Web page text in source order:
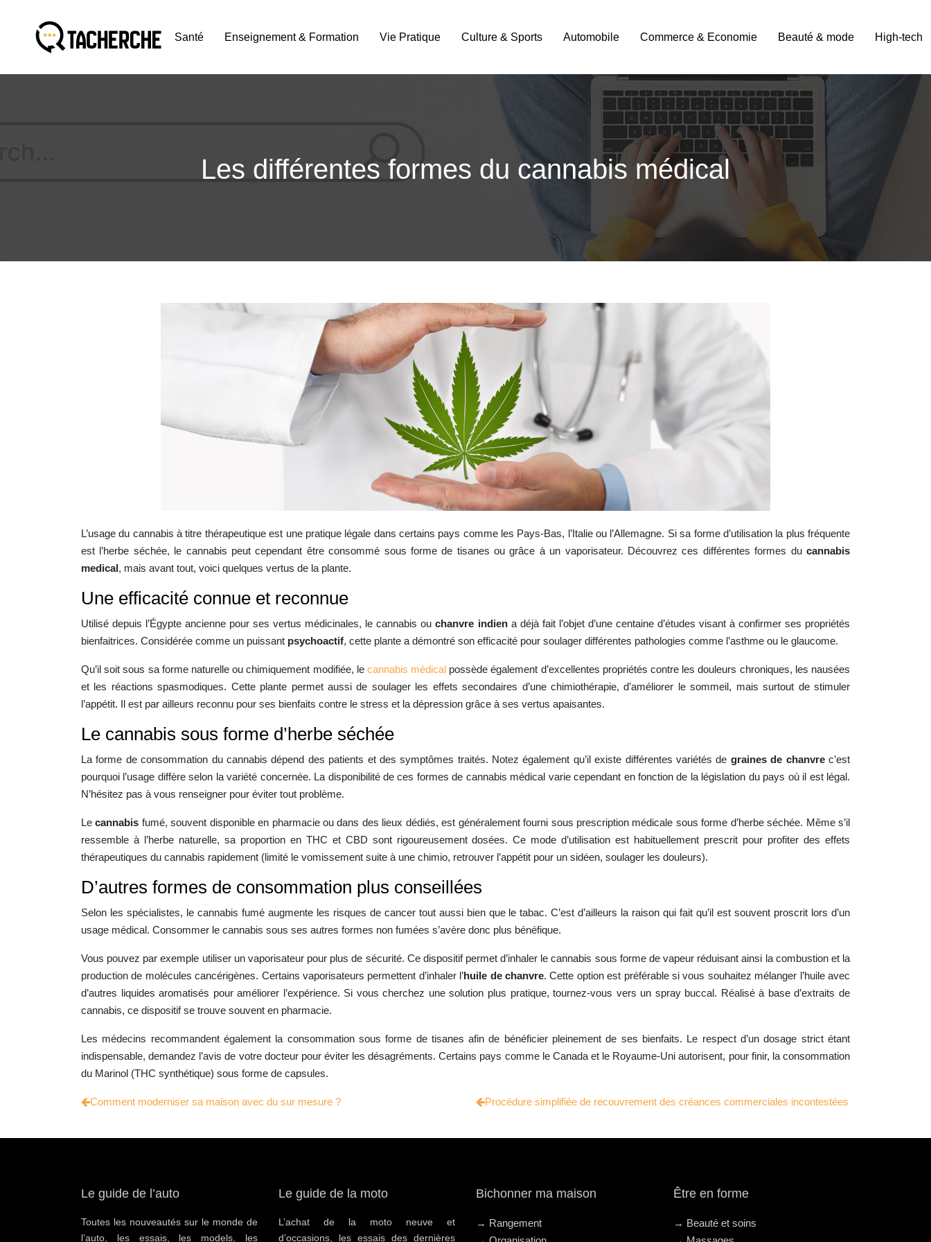
Santé Enseignement & Formation Vie Pratique Culture & Sports Automobile Commerce & Economie Beauté & mode High-tech
Les différentes formes du cannabis médical
L’usage du cannabis à titre thérapeutique est une pratique légale dans certains pays comme les Pays-Bas, l’Italie ou l’Allemagne. Si sa forme d’utilisation la plus fréquente
est l’herbe séchée, le cannabis peut cependant être consommé sous forme de tisanes ou grâce à un vaporisateur. Découvrez ces différentes formes du cannabis
medical, mais avant tout, voici quelques vertus de la plante.
Une efficacité connue et reconnue
Utilisé depuis l’Égypte ancienne pour ses vertus médicinales, le cannabis ouchanvre indiena déjà fait l’objet d’une centaine d’études visant à confirmer ses propriétés
bienfaitrices. Considérée comme un puissant psychoactif, cette plante a démontré son efficacité pour soulager différentes pathologies comme l’asthme ou le glaucome.
Qu’il soit sous sa forme naturelle ou chimiquement modifiée, le cannabis médical possède également d’excellentes propriétés contre les douleurs chroniques, les nausées
et les réactions spasmodiques. Cette plante permet aussi de soulager les effets secondaires d’une chimiothérapie, d’améliorer le sommeil, mais surtout de stimuler
l’appétit. Il est par ailleurs reconnu pour ses bienfaits contre le stress et la dépression grâce à ses vertus apaisantes.
Le cannabis sous forme d’herbe séchée
La forme de consommation du cannabis dépend des patients et des symptômes traités. Notez également qu’il existe différentes variétés de graines de chanvrec’est
pourquoi l’usage diffère selon la variété concernée. La disponibilité de ces formes de cannabis médical varie cependant en fonction de la législation du pays où il est légal.
N’hésitez pas à vous renseigner pour éviter tout problème.
Lecannabis fumé, souvent disponible en pharmacie ou dans des lieux dédiés, est généralement fourni sous prescription médicale sous forme d’herbe séchée. Même s’il
ressemble à l’herbe naturelle, sa proportion en THC et CBD sont rigoureusement dosées. Ce mode d’utilisation est habituellement prescrit pour profiter des effets
thérapeutiques du cannabis rapidement (limité le vomissement suite à une chimio, retrouver l’appétit pour un sidéen, soulager les douleurs).
D’autres formes de consommation plus conseillées
Selon les spécialistes, le cannabis fumé augmente les risques de cancer tout aussi bien que le tabac. C’est d’ailleurs la raison qui fait qu’il est souvent proscrit lors d’un
usage médical. Consommer le cannabis sous ses autres formes non fumées s’avère donc plus bénéfique.
Vous pouvez par exemple utiliser un vaporisateur pour plus de sécurité. Ce dispositif permet d’inhaler le cannabis sous forme de vapeur réduisant ainsi la combustion et la
production de molécules cancérigènes. Certains vaporisateurs permettent d’inhaler l’huile de chanvre. Cette option est préférable si vous souhaitez mélanger l’huile avec
d’autres liquides aromatisés pour améliorer l’expérience. Si vous cherchez une solution plus pratique, tournez-vous vers un spray buccal. Réalisé à base d’extraits de
cannabis, ce dispositif se trouve souvent en pharmacie.
Les médecins recommandent également la consommation sous forme de tisanes afin de bénéficier pleinement de ses bienfaits. Le respect d’un dosage strict étant
indispensable, demandez l’avis de votre docteur pour éviter les désagréments. Certains pays comme le Canada et le Royaume-Uni autorisent, pour finir, la consommation
du Marinol (THC synthétique) sous forme de capsules.
Comment moderniser sa maison avec du sur mesure ? Procédure simplifiée de recouvrement des créances commerciales incontestées
Le guide de l’auto
Toutes les nouveautés sur le monde de
l’auto, les essais, les models, les
Le guide de la moto
L’achat de la moto neuve et
d’occasions, les essais des dernières
Bichonner ma maison
→ Rangement
Être en forme
→ Beauté et soins